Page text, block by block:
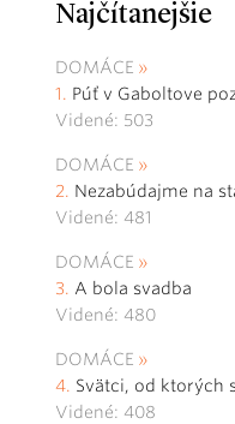
Najčítanejšie
DOMÁCE
Púť v Gaboltove
Videné: 503
DOMÁCE
Nezabúdajme na
Videné: 481
DOMÁCE
A bola svadba
Videné: 480
DOMÁCE
Svätci, od ktorých
Videné: 408